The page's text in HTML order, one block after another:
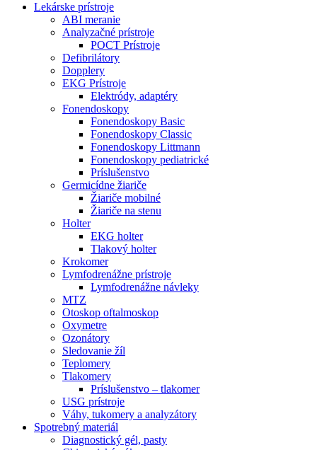
Lekárske prístroje
ABI meranie
Analyzačné prístroje
POCT Prístroje
Defibrilátory
Dopplery
EKG Prístroje
Elektródy, adaptéry
Fonendoskopy
Fonendoskopy Basic
Fonendoskopy Classic
Fonendoskopy Littmann
Fonendoskopy pediatrické
Príslušenstvo
Germicídne žiariče
Žiariče mobilné
Žiariče na stenu
Holter
EKG holter
Tlakový holter
Krokomer
Lymfodrenážne prístroje
Lymfodrenážne návleky
MTZ
Otoskop oftalmoskop
Oxymetre
Ozonátory
Sledovanie žíl
Teplomery
Tlakomery
Príslušenstvo – tlakomer
USG prístroje
Váhy, tukomery a analyzátory
Spotrebný materiál
Diagnostický gél, pasty